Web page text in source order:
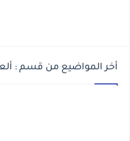
أخر المواضيع من قسم :